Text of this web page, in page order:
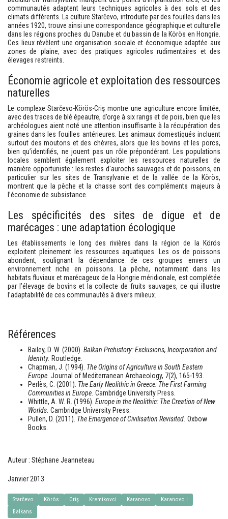
communautés adaptent leurs techniques agricoles à des sols et des
climats différents. La culture Starčevo, introduite par des fouilles dans les
années 1920, trouve ainsi une correspondance géographique et culturelle
dans les régions proches du Danube et du bassin de la Körös en Hongrie.
Ces lieux révèlent une organisation sociale et économique adaptée aux
zones de plaine, avec des pratiques agricoles rudimentaires et des
élevages restreints.
Économie agricole et exploitation des ressources
naturelles
Le complexe Starčevo-Körös-Criş montre une agriculture encore limitée,
avec des traces de blé épeautre, d’orge à six rangs et de pois, bien que les
archéologues aient noté une attention insuffisante à la récupération des
graines dans les fouilles antérieures. Les animaux domestiqués incluent
surtout des moutons et des chèvres, alors que les bovins et les porcs,
bien qu’identifiés, ne jouent pas un rôle prépondérant. Les populations
locales semblent également exploiter les ressources naturelles de
manière opportuniste : les restes d'aurochs sauvages et de poissons, en
particulier sur les sites de Transylvanie et de la vallée de la Körös,
montrent que la pêche et la chasse sont des compléments majeurs à
l’économie de subsistance.
Les spécificités des sites de digue et de
marécages : une adaptation écologique
Les établissements le long des rivières dans la région de la Körös
exploitent pleinement les ressources aquatiques. Les os de poissons
abondent, soulignant la dépendance de ces groupes envers un
environnement riche en poissons. La pêche, notamment dans les
habitats fluviaux et marécageux de la Hongrie méridionale, est complétée
par l’élevage de bovins et la collecte de fruits sauvages, ce qui illustre
l’adaptabilité de ces communautés à divers milieux.
Références
Bailey, D. W. (2000). Balkan Prehistory: Exclusions, Incorporation and
Identity. Routledge.
Chapman, J. (1994). The Origins of Agriculture in South Eastern
Europe. Journal of Mediterranean Archaeology, 7(2), 165-193.
Perlès, C. (2001). The Early Neolithic in Greece: The First Farming
Communities in Europe. Cambridge University Press.
Whittle, A. W. R. (1996). Europe in the Neolithic: The Creation of New
Worlds. Cambridge University Press.
Pullen, D. (2011). The Emergence of Civilisation Revisited. Oxbow
Books.
Auteur : Stéphane Jeanneteau
Janvier 2013
Starčevo Körös Criş Kremikovci Karanovo
Karanovo I
Balkans